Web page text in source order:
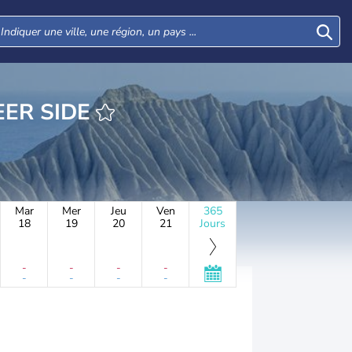
NASEER SIDE
Mar
18
-
-
Mer
19
-
-
Jeu
20
-
-
Ven
21
-
-
365
Jours